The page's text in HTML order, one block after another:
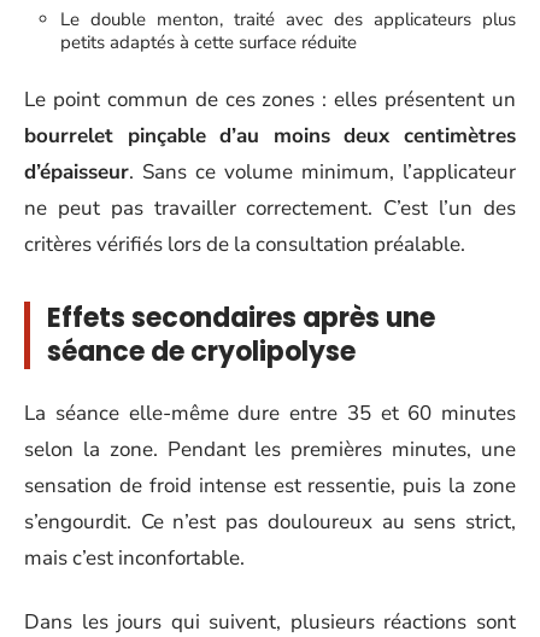
Le double menton, traité avec des applicateurs plus
petits adaptés à cette surface réduite
Le point commun de ces zones : elles présentent un
bourrelet pinçable d’au moins deux centimètres
d’épaisseur. Sans ce volume minimum, l’applicateur
ne peut pas travailler correctement. C’est l’un des
critères vérifiés lors de la consultation préalable.
Effets secondaires après une
séance de cryolipolyse
La séance elle-même dure entre 35 et 60 minutes
selon la zone. Pendant les premières minutes, une
sensation de froid intense est ressentie, puis la zone
s’engourdit. Ce n’est pas douloureux au sens strict,
mais c’est inconfortable.
Dans les jours qui suivent, plusieurs réactions sont